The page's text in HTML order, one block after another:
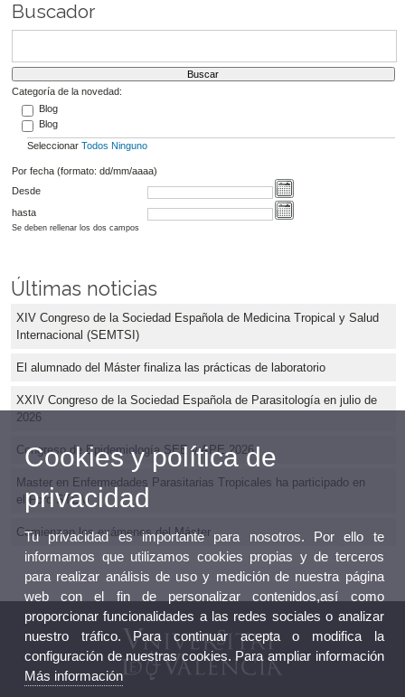
Buscador
Categoría de la novedad:
Blog
Blog
Seleccionar Todos Ninguno
Por fecha (formato: dd/mm/aaaa)
Desde
hasta
Se deben rellenar los dos campos
Últimas noticias
XIV Congreso de la Sociedad Española de Medicina Tropical y Salud
Internacional (SEMTSI)
El alumnado del Máster finaliza las prácticas de laboratorio
XXIV Congreso de la Sociedad Española de Parasitología en julio de
2026
Congreso de Epidemiología SEE y APE 2026
Master en Enfermedades Parasitarias Tropicales ha participado en
el Foro STEM
Comienzan los exámenes del Máster
Cookies y política de
privacidad
Tu privacidad es importante para nosotros. Por ello te
informamos que utilizamos cookies propias y de terceros
para realizar análisis de uso y medición de nuestra página
web con el fin de personalizar contenidos,así como
proporcionar funcionalidades a las redes sociales o analizar
nuestro tráfico. Para continuar acepta o modifica la
configuración de nuestras cookies. Para ampliar información
Más información